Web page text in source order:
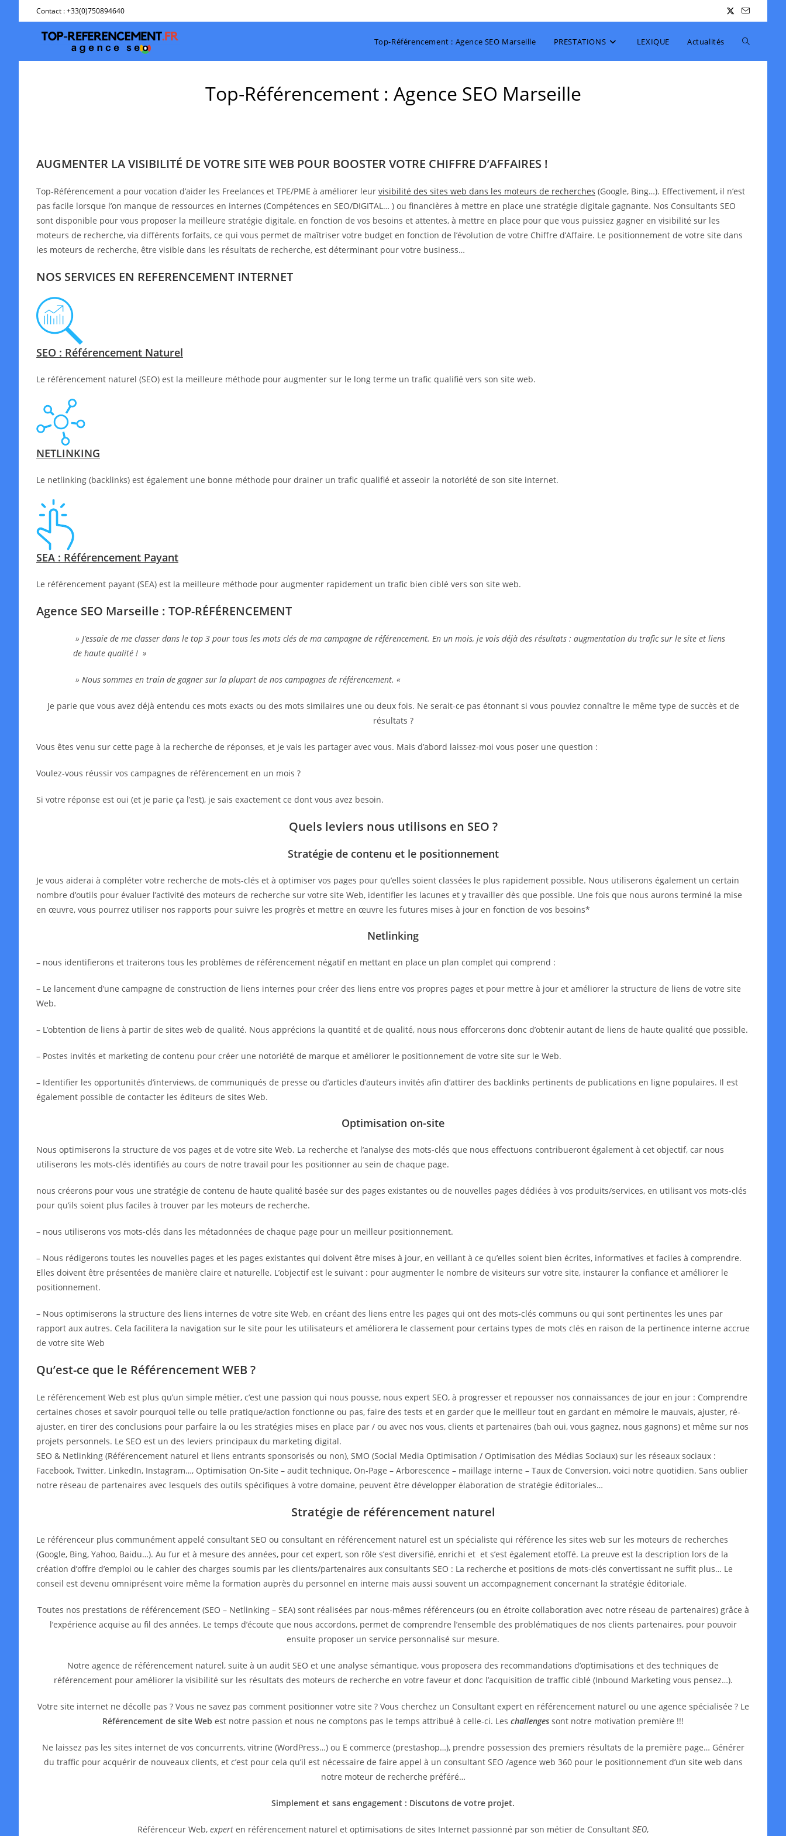
Contact : +33(0)750894640
Top-Référencement : Agence SEO Marseille PRESTATIONS LEXIQUE Actualités Toggle
Top-Référencement : Agence SEO Marseille
AUGMENTER LA VISIBILITÉ DE VOTRE SITE WEB POUR BOOSTER VOTRE CHIFFRE D’AFFAIRES !
Top-Référencement a pour vocation d’aider les Freelances et TPE/PME à améliorer leur visibilité des sites web dans les moteurs de recherches (Google, Bing…). Effectivement, il n’est
pas facile lorsque l’on manque de ressources en internes (Compétences en SEO/DIGITAL… ) ou financières à mettre en place une stratégie digitale gagnante. Nos Consultants SEO
sont disponible pour vous proposer la meilleure stratégie digitale, en fonction de vos besoins et attentes, à mettre en place pour que vous puissiez gagner en visibilité sur les
moteurs de recherche, via différents forfaits, ce qui vous permet de maîtriser votre budget en fonction de l’évolution de votre Chiffre d’Affaire. Le positionnement de votre site dans
les moteurs de recherche, être visible dans les résultats de recherche, est déterminant pour votre business…
NOS SERVICES EN REFERENCEMENT INTERNET
SEO : Référencement Naturel
Le référencement naturel (SEO) est la meilleure méthode pour augmenter sur le long terme un trafic qualifié vers son site web.
NETLINKING
Le netlinking (backlinks) est également une bonne méthode pour drainer un trafic qualifié et asseoir la notoriété de son site internet.
SEA : Référencement Payant
Le référencement payant (SEA) est la meilleure méthode pour augmenter rapidement un trafic bien ciblé vers son site web.
Agence SEO Marseille : TOP-RÉFÉRENCEMENT
» J’essaie de me classer dans le top 3 pour tous les mots clés de ma campagne de référencement. En un mois, je vois déjà des résultats : augmentation du trafic sur le site et liens
de haute qualité ! »
» Nous sommes en train de gagner sur la plupart de nos campagnes de référencement. «
Je parie que vous avez déjà entendu ces mots exacts ou des mots similaires une ou deux fois. Ne serait-ce pas étonnant si vous pouviez connaître le même type de succès et de
résultats ?
Vous êtes venu sur cette page à la recherche de réponses, et je vais les partager avec vous. Mais d’abord laissez-moi vous poser une question :
Voulez-vous réussir vos campagnes de référencement en un mois ?
Si votre réponse est oui (et je parie ça l’est), je sais exactement ce dont vous avez besoin.
Quels leviers nous utilisons en SEO ?
Stratégie de contenu et le positionnement
Je vous aiderai à compléter votre recherche de mots-clés et à optimiser vos pages pour qu’elles soient classées le plus rapidement possible. Nous utiliserons également un certain
nombre d’outils pour évaluer l’activité des moteurs de recherche sur votre site Web, identifier les lacunes et y travailler dès que possible. Une fois que nous aurons terminé la mise
en œuvre, vous pourrez utiliser nos rapports pour suivre les progrès et mettre en œuvre les futures mises à jour en fonction de vos besoins*
Netlinking
– nous identifierons et traiterons tous les problèmes de référencement négatif en mettant en place un plan complet qui comprend :
– Le lancement d’une campagne de construction de liens internes pour créer des liens entre vos propres pages et pour mettre à jour et améliorer la structure de liens de votre site
Web.
– L’obtention de liens à partir de sites web de qualité. Nous apprécions la quantité et de qualité, nous nous efforcerons donc d’obtenir autant de liens de haute qualité que possible.
– Postes invités et marketing de contenu pour créer une notoriété de marque et améliorer le positionnement de votre site sur le Web.
– Identifier les opportunités d’interviews, de communiqués de presse ou d’articles d’auteurs invités afin d’attirer des backlinks pertinents de publications en ligne populaires. Il est
également possible de contacter les éditeurs de sites Web.
Optimisation on-site
Nous optimiserons la structure de vos pages et de votre site Web. La recherche et l’analyse des mots-clés que nous effectuons contribueront également à cet objectif, car nous
utiliserons les mots-clés identifiés au cours de notre travail pour les positionner au sein de chaque page.
nous créerons pour vous une stratégie de contenu de haute qualité basée sur des pages existantes ou de nouvelles pages dédiées à vos produits/services, en utilisant vos mots-clés
pour qu’ils soient plus faciles à trouver par les moteurs de recherche.
– nous utiliserons vos mots-clés dans les métadonnées de chaque page pour un meilleur positionnement.
– Nous rédigerons toutes les nouvelles pages et les pages existantes qui doivent être mises à jour, en veillant à ce qu’elles soient bien écrites, informatives et faciles à comprendre.
Elles doivent être présentées de manière claire et naturelle. L’objectif est le suivant : pour augmenter le nombre de visiteurs sur votre site, instaurer la confiance et améliorer le
positionnement.
– Nous optimiserons la structure des liens internes de votre site Web, en créant des liens entre les pages qui ont des mots-clés communs ou qui sont pertinentes les unes par
rapport aux autres. Cela facilitera la navigation sur le site pour les utilisateurs et améliorera le classement pour certains types de mots clés en raison de la pertinence interne accrue
de votre site Web
Qu’est-ce que le Référencement WEB ?
Le référencement Web est plus qu’un simple métier, c’est une passion qui nous pousse, nous expert SEO, à progresser et repousser nos connaissances de jour en jour : Comprendre
certaines choses et savoir pourquoi telle ou telle pratique/action fonctionne ou pas, faire des tests et en garder que le meilleur tout en gardant en mémoire le mauvais, ajuster, ré-
ajuster, en tirer des conclusions pour parfaire la ou les stratégies mises en place par / ou avec nos vous, clients et partenaires (bah oui, vous gagnez, nous gagnons) et même sur nos
projets personnels. Le SEO est un des leviers principaux du marketing digital.
SEO & Netlinking (Référencement naturel et liens entrants sponsorisés ou non), SMO (Social Media Optimisation / Optimisation des Médias Sociaux) sur les réseaux sociaux :
Facebook, Twitter, LinkedIn, Instagram…, Optimisation On-Site – audit technique, On-Page – Arborescence – maillage interne – Taux de Conversion, voici notre quotidien. Sans oublier
notre réseau de partenaires avec lesquels des outils spécifiques à votre domaine, peuvent être développer élaboration de stratégie éditoriales…
Stratégie de référencement naturel
Le référenceur plus communément appelé consultant SEO ou consultant en référencement naturel est un spécialiste qui référence les sites web sur les moteurs de recherches
(Google, Bing, Yahoo, Baidu…). Au fur et à mesure des années, pour cet expert, son rôle s’est diversifié, enrichi et et s’est également etoffé. La preuve est la description lors de la
création d’offre d’emploi ou le cahier des charges soumis par les clients/partenaires aux consultants SEO : La recherche et positions de mots-clés convertissant ne suffit plus… Le
conseil est devenu omniprésent voire même la formation auprès du personnel en interne mais aussi souvent un accompagnement concernant la stratégie éditoriale.
Toutes nos prestations de référencement (SEO – Netlinking – SEA) sont réalisées par nous-mêmes référenceurs (ou en étroite collaboration avec notre réseau de partenaires) grâce à
l’expérience acquise au fil des années. Le temps d’écoute que nous accordons, permet de comprendre l’ensemble des problématiques de nos clients partenaires, pour pouvoir
ensuite proposer un service personnalisé sur mesure.
Notre agence de référencement naturel, suite à un audit SEO et une analyse sémantique, vous proposera des recommandations d’optimisations et des techniques de
référencement pour améliorer la visibilité sur les résultats des moteurs de recherche en votre faveur et donc l’acquisition de traffic ciblé (Inbound Marketing vous pensez…).
Votre site internet ne décolle pas ? Vous ne savez pas comment positionner votre site ? Vous cherchez un Consultant expert en référencement naturel ou une agence spécialisée ? Le
Référencement de site Web est notre passion et nous ne comptons pas le temps attribué à celle-ci. Les challenges sont notre motivation première !!!
Ne laissez pas les sites internet de vos concurrents, vitrine (WordPress…) ou E commerce (prestashop…), prendre possession des premiers résultats de la première page… Générer
du traffic pour acquérir de nouveaux clients, et c’est pour cela qu’il est nécessaire de faire appel à un consultant SEO /agence web 360 pour le positionnement d’un site web dans
notre moteur de recherche préféré…
Simplement et sans engagement : Discutons de votre projet.
Référenceur Web, expert en référencement naturel et optimisations de sites Internet passionné par son métier de Consultant SEO,